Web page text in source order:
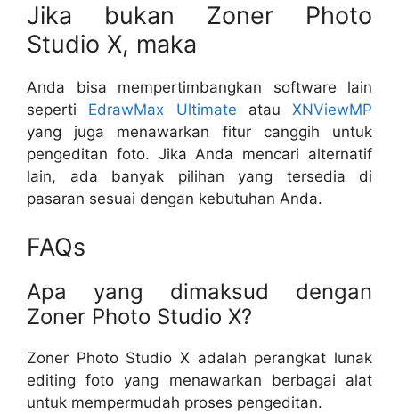
Jika bukan Zoner Photo
Studio X, maka
Anda bisa mempertimbangkan software lain
seperti EdrawMax Ultimate atau XNViewMP
yang juga menawarkan fitur canggih untuk
pengeditan foto. Jika Anda mencari alternatif
lain, ada banyak pilihan yang tersedia di
pasaran sesuai dengan kebutuhan Anda.
FAQs
Apa yang dimaksud dengan
Zoner Photo Studio X?
Zoner Photo Studio X adalah perangkat lunak
editing foto yang menawarkan berbagai alat
untuk mempermudah proses pengeditan.